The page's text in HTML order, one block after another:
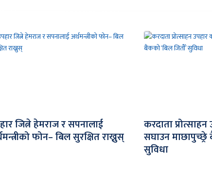
जित्ने हेमराज र सपनालाई
फोन– बिल सुरक्षित राख्नुस्
करदाता
सघाउन माछापुच्छ्रे
सुविधा